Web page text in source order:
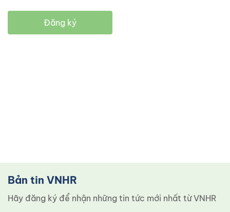
Đăng ký
Bản tin VNHR
Hãy đăng ký để nhận những tin tức mới nhất từ ​​VNHR